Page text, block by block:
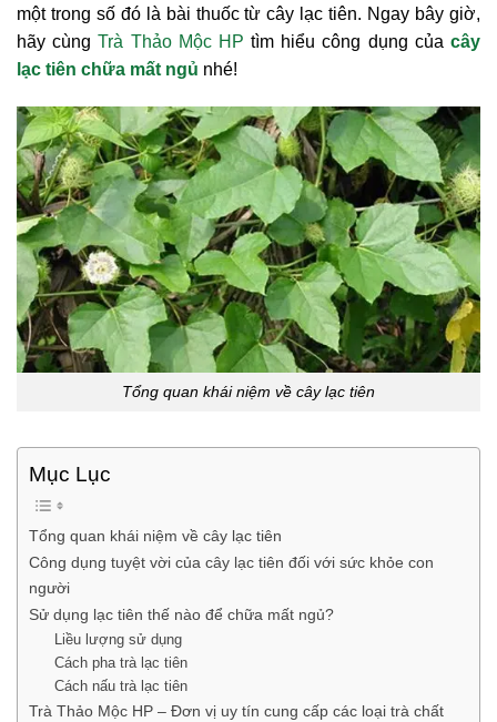
một trong số đó là bài thuốc từ cây lạc tiên. Ngay bây giờ,
hãy cùngTrà Thảo Mộc HP tìm hiểu công dụng củacây
lạc tiên chữa mất ngủ nhé!
Tổng quan khái niệm về cây lạc tiên
Mục Lục
Tổng quan khái niệm về cây lạc tiên
Công dụng tuyệt vời của cây lạc tiên đối với sức khỏe con
người
Sử dụng lạc tiên thế nào để chữa mất ngủ?
Liều lượng sử dụng
Cách pha trà lạc tiên
Cách nấu trà lạc tiên
Trà Thảo Mộc HP – Đơn vị uy tín cung cấp các loại trà chất